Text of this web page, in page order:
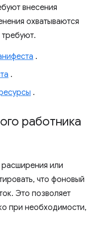
внесения
охватываются
.
.
.
работника
или
что фоновый
Это позволяет
при необходимости,